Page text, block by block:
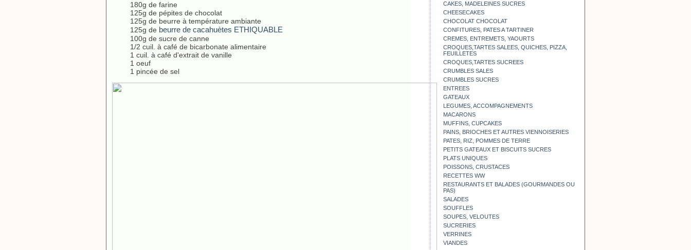
180g de farine
125g de pépites de chocolat
125g de beurre à température ambiante
125g de beurre de cacahuètes ETHIQUABLE
100g de sucre de canne
1/2 cuil. à café de bicarbonate alimentaire
1 cuil. à café d'extrait de vanille
1 oeuf
1 pincée de sel
CAKES, MADELEINES SUCRES
CHEESECAKES
CHOCOLAT CHOCOLAT
CONFITURES, PATES A TARTINER
CREMES, ENTREMETS, YAOURTS
CROQUES,TARTES SALEES, QUICHES, PIZZA,
FEUILLETES
CROQUES,TARTES SUCREES
CRUMBLES SALES
CRUMBLES SUCRES
ENTREES
GATEAUX
LEGUMES, ACCOMPAGNEMENTS
MACARONS
MUFFINS, CUPCAKES
PAINS, BRIOCHES ET AUTRES VIENNOISERIES
PATES, RIZ, POMMES DE TERRE
PETITS GATEAUX ET BISCUITS SUCRES
PLATS UNIQUES
POISSONS, CRUSTACES
RECETTES WW
RESTAURANTS ET BALADES (GOURMANDES OU
PAS)
SALADES
SOUFFLES
SOUPES, VELOUTES
SUCRERIES
VERRINES
VIANDES